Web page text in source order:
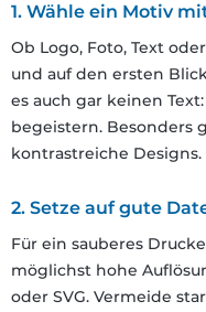
1. Wähle ein Motiv
Ob Logo, Foto, Text
und auf den ersten
es auch gar keinen
begeistern. Besonders
kontrastreiche Designs.
2. Setze auf gute
Für ein sauberes
möglichst hohe
oder SVG. Vermeide